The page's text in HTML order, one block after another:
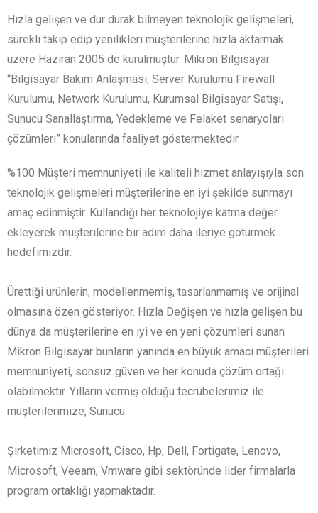
Hızla gelişen ve dur durak bilmeyen teknolojik gelişmeleri,
sürekli takip edip yenilikleri müşterilerine hızla aktarmak
üzere Haziran 2005 de kurulmuştur. Mikron Bilgisayar
“Bilgisayar Bakım Anlaşması, Server Kurulumu Firewall
Kurulumu, Network Kurulumu, Kurumsal Bilgisayar Satışı,
Sunucu Sanallaştırma, Yedekleme ve Felaket senaryoları
çözümleri” konularında faaliyet göstermektedir.
%100 Müşteri memnuniyeti ile kaliteli hizmet anlayışıyla son
teknolojik gelişmeleri müşterilerine en iyi şekilde sunmayı
amaç edinmiştir. Kullandığı her teknolojiye katma değer
ekleyerek müşterilerine bir adım daha ileriye götürmek
hedefimizdir.
Ürettiği ürünlerin, modellenmemiş, tasarlanmamış ve orijinal
olmasına özen gösteriyor. Hızla Değişen ve hızla gelişen bu
dünya da müşterilerine en iyi ve en yeni çözümleri sunan
Mikron Bilgisayar bunların yanında en büyük amacı müşterileri
memnuniyeti, sonsuz güven ve her konuda çözüm ortağı
olabilmektir. Yılların vermiş olduğu tecrübelerimiz ile
müşterilerimize; Sunucu
Şirketimiz Microsoft, Cisco, Hp, Dell, Fortigate, Lenovo,
Microsoft, Veeam, Vmware gibi sektöründe lider firmalarla
program ortaklığı yapmaktadır.